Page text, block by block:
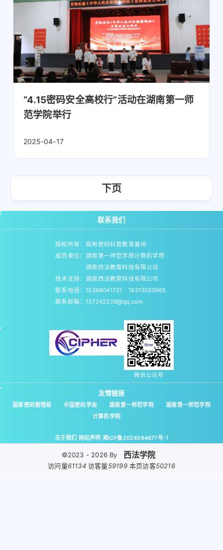
“4.15密码安全高校行”活动在湖南第一师
范学院举行
2025-04-17
下页
联系我们
版权所有：商用密码科普教育基地
成员单位：湖南第一师范学院计算机学院
湖南西法教育科技有限公司
技术支持：湖南西法教育科技有限公司
联系电话：15388041721 19313030665
联系邮箱：137242229@qq.com
微信公众号
友情链接
国家密码管理局 中国密码学会 湖南第一师范学院
湖南第一师范学院
计算机学院
关于我们 网站声明 湘ICP备2024084677号-1
©2023 - 2026 By 西法学院
访问量61134 访客量59199 本页访客50216